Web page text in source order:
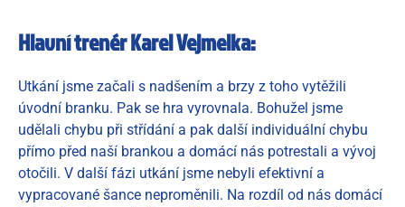
Hlavní trenér Karel Vejmelka:
Utkání jsme začali s nadšením a brzy z toho vytěžili
úvodní branku. Pak se hra vyrovnala. Bohužel jsme
udělali chybu při střídání a pak další individuální chybu
přímo před naší brankou a domácí nás potrestali a vývoj
otočili. V další fázi utkání jsme nebyli efektivní a
vypracované šance neproměnili. Na rozdíl od nás domácí